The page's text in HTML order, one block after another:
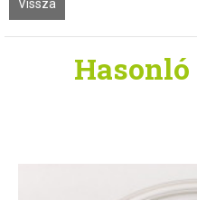
Vissza
Hasonló